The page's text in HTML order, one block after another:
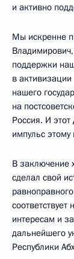
и активно
Мы искренне
поддержки
в
нашего
на
Россия. И
импульс этому
В заключение
сделал свой
интересам и
дальнейшего
Республики